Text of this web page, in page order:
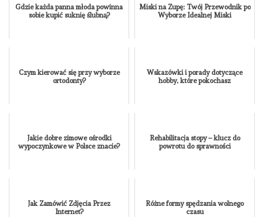
Gdzie każda panna młoda powinna
sobie kupić suknię ślubną?
Miski na Zupę: Twój Przewodnik po
Wyborze Idealnej Miski
Czym kierować się przy wyborze
ortodonty?
Wskazówki i porady dotyczące
hobby, które pokochasz
Jakie dobre zimowe ośrodki
wypoczynkowe w Polsce znacie?
Rehabilitacja stopy – klucz do
powrotu do sprawności
Jak Zamówić Zdjęcia Przez
Internet?
Różne formy spędzania wolnego
czasu